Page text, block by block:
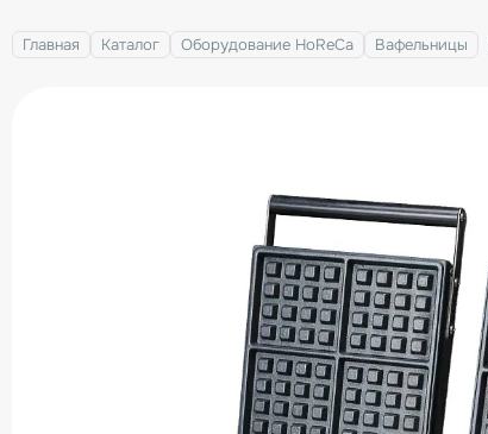
Главная Каталог Оборудование HoReCa Вафельницы